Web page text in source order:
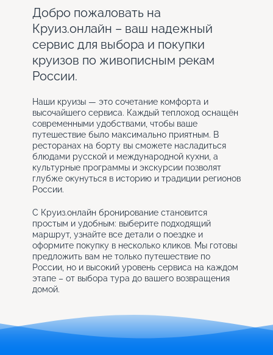
Добро пожаловать на
Круиз.онлайн – ваш надежный
сервис для выбора и покупки
круизов по живописным рекам
России.
Наши круизы — это сочетание комфорта и
высочайшего сервиса. Каждый теплоход оснащён
современными удобствами, чтобы ваше
путешествие было максимально приятным. В
ресторанах на борту вы сможете насладиться
блюдами русской и международной кухни, а
культурные программы и экскурсии позволят
глубже окунуться в историю и традиции регионов
России.
С Круиз.онлайн бронирование становится
простым и удобным: выберите подходящий
маршрут, узнайте все детали о поездке и
оформите покупку в несколько кликов. Мы готовы
предложить вам не только путешествие по
России, но и высокий уровень сервиса на каждом
этапе – от выбора тура до вашего возвращения
домой.